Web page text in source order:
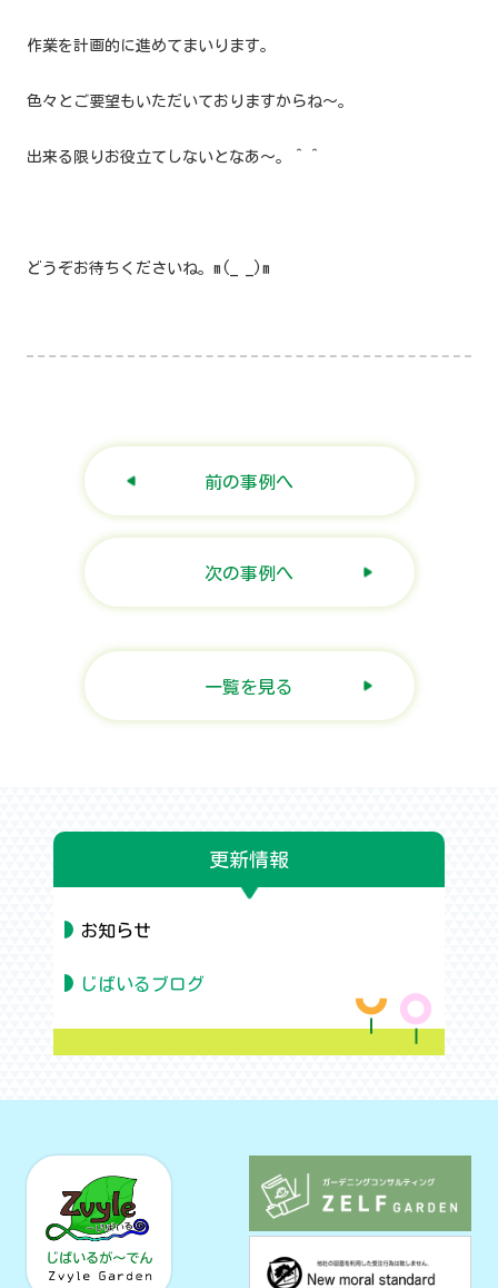
作業を計画的に進めてまいります。
色々とご要望もいただいておりますからね〜。
出来る限りお役立てしないとなあ〜。＾＾
どうぞお待ちくださいね。m(_ _)m
前の事例へ
次の事例へ
一覧を見る
更新情報
お知らせ
じばいるブログ